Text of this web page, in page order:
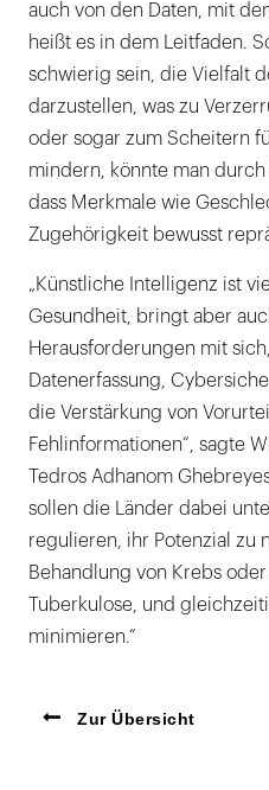
auch von den Daten, mit
heißt es in dem Leitfaden.
schwierig sein, die Vielfalt
darzustellen, was zu
oder sogar zum Scheitern
mindern, könnte man
dass Merkmale wie
Zugehörigkeit bewusst
„Künstliche Intelligenz ist
Gesundheit, bringt aber
Herausforderungen mit
Datenerfassung,
die Verstärkung von
Fehlinformationen“, sagte
Tedros Adhanom
sollen die Länder dabei
regulieren, ihr Potenzial zu
Behandlung von Krebs
Tuberkulose, und
minimieren.“
Zur Übersicht